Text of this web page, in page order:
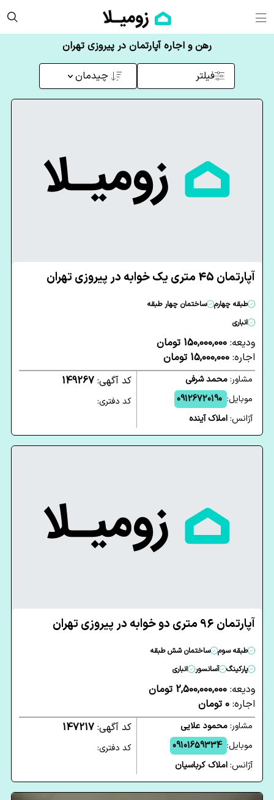
رهن و اجاره آپارتمان در پیروزی تهران
فیلتر چیدمان
آپارتمان 45 متری یک خوابه در پیروزی تهران
طبقه چهارم
ساختمان چهار طبقه
انباری
ودیعه: 150,000,000 تومان
اجاره: 15,000,000 تومان
مشاور:محمد شرفی
موبایل: 09126720190
آژانس:املاک آینده
کد آگهی: 149267
کد دفتری:
آپارتمان 96 متری دو خوابه در پیروزی تهران
طبقه سوم
ساختمان شش طبقه
پارکینگ
آسانسور انباری
ودیعه: 2,500,000,000 تومان
اجاره: 0 تومان
مشاور:محمود علایی
موبایل: 09101659334
آژانس:املاک کرباسیان
کد آگهی: 147217
کد دفتری: